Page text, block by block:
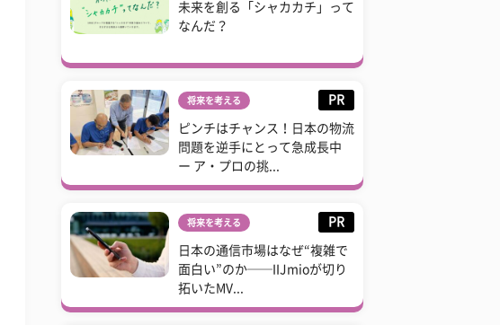
未来を創る「シャカカチ」って
なんだ？
将来を考える PR
ピンチはチャンス！日本の物流
問題を逆手にとって急成長中
ー ア・プロの挑...
将来を考える PR
日本の通信市場はなぜ“複雑で
面白い”のか──IIJmioが切り
拓いたMV...